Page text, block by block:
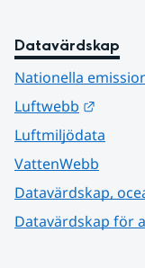
Datavärdskap
Nationella
Luftwebb
Luftmiljödata
VattenWebb
Datavärdskap,
Datavärdskap för